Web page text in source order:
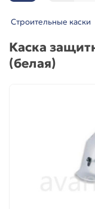
Строительные каски
Каска
(белая)